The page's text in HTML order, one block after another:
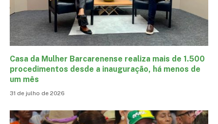
Casa da Mulher Barcarenense realiza mais de 1.500
procedimentos desde a inauguração, há menos de
um mês
31 de julho de 2026